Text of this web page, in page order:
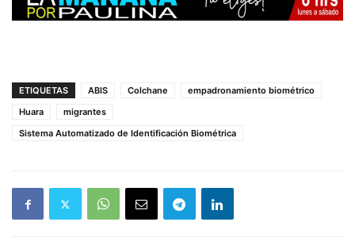
ETIQUETAS ABIS Colchane
empadronamiento biométrico
Huara
migrantes
Sistema Automatizado de Identificación Biométrica